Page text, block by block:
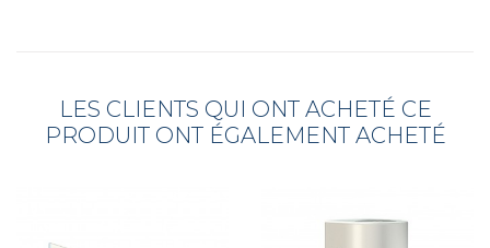
LES CLIENTS QUI ONT ACHETÉ CE
PRODUIT ONT ÉGALEMENT ACHETÉ